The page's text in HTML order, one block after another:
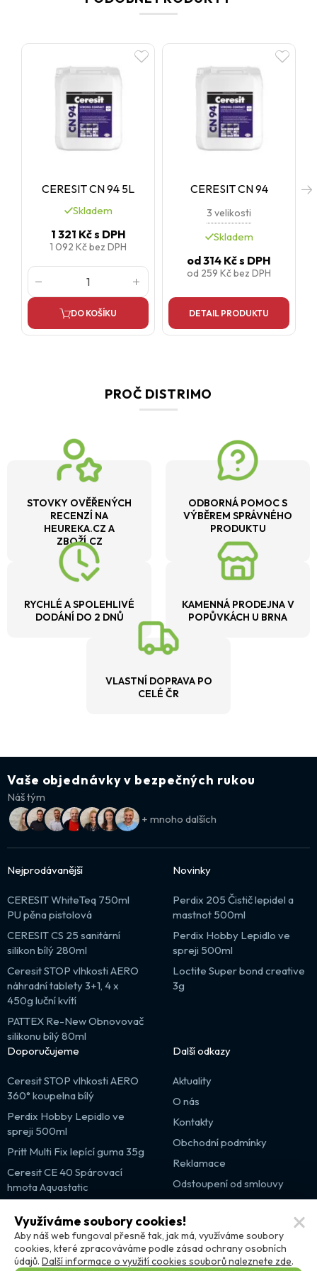
VELIKOST
CERESIT CN 94 5L
Skladem
1 321 Kčs DPH
1 092 Kčbez DPH
DO KOŠÍKU
CERESIT CN 94
3 velikosti
Skladem
od314 Kčs DPH
od 259 Kčbez DPH
DETAIL PRODUKTU
PROČ DISTRIMO
STOVKY OVĚŘENÝCH
RECENZÍ NA
HEUREKA.CZ A
ZBOŽÍ.CZ
ODBORNÁ POMOC S
VÝBĚREM SPRÁVNÉHO
PRODUKTU
RYCHLÉ A SPOLEHLIVÉ
DODÁNÍ DO 2 DNŮ
KAMENNÁ PRODEJNA V
POPŮVKÁCH U BRNA
VLASTNÍ DOPRAVA PO
CELÉ ČR
Vaše objednávky v bezpečných rukou
Náš tým
+ mnoho dalších
Nejprodávanější
CERESIT WhiteTeq 750ml
PU pěna pistolová
CERESIT CS 25 sanitární
silikon bílý 280ml
Ceresit STOP vlhkosti AERO
náhradní tablety 3+1, 4 x
450g luční kvítí
PATTEX Re-New Obnovovač
silikonu bílý 80ml
Novinky
Perdix 205 Čistič lepidel a
mastnot 500ml
Perdix Hobby Lepidlo ve
spreji 500ml
Loctite Super bond creative
3g
Doporučujeme
Ceresit STOP vlhkosti AERO
360° koupelna bílý
Perdix Hobby Lepidlo ve
spreji 500ml
Pritt Multi Fix lepící guma 35g
Ceresit CE 40 Spárovací
hmota Aquastatic
Další odkazy
Aktuality
O nás
Kontakty
Obchodní podmínky
Reklamace
Odstoupení od smlouvy
Výprodej
Partnerské weby
Využíváme soubory cookies!
Aby náš web fungoval přesně tak, jak má, využíváme soubory
cookies, které zpracováváme podle zásad ochrany osobních
údajů. Další informace o využití cookies souborů naleznete zde.